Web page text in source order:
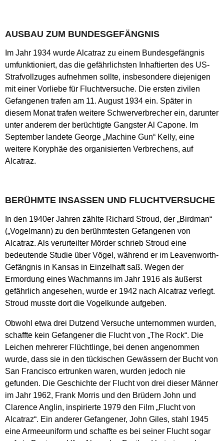
AUSBAU ZUM BUNDESGEFÄNGNIS
Im Jahr 1934 wurde Alcatraz zu einem Bundesgefängnis
umfunktioniert, das die gefährlichsten Inhaftierten des US-
Strafvollzuges aufnehmen sollte, insbesondere diejenigen
mit einer Vorliebe für Fluchtversuche. Die ersten zivilen
Gefangenen trafen am 11. August 1934 ein. Später in
diesem Monat trafen weitere Schwerverbrecher ein, darunter
unter anderem der berüchtigte Gangster Al Capone. Im
September landete George „Machine Gun“ Kelly, eine
weitere Koryphäe des organisierten Verbrechens, auf
Alcatraz.
BERÜHMTE INSASSEN UND FLUCHTVERSUCHE
In den 1940er Jahren zählte Richard Stroud, der „Birdman“
(„Vogelmann) zu den berühmtesten Gefangenen von
Alcatraz. Als verurteilter Mörder schrieb Stroud eine
bedeutende Studie über Vögel, während er im Leavenworth-
Gefängnis in Kansas in Einzelhaft saß. Wegen der
Ermordung eines Wachmanns im Jahr 1916 als äußerst
gefährlich angesehen, wurde er 1942 nach Alcatraz verlegt.
Stroud musste dort die Vogelkunde aufgeben.
Obwohl etwa drei Dutzend Versuche unternommen wurden,
schaffte kein Gefangener die Flucht von „The Rock“. Die
Leichen mehrerer Flüchtlinge, bei denen angenommen
wurde, dass sie in den tückischen Gewässern der Bucht von
San Francisco ertrunken waren, wurden jedoch nie
gefunden. Die Geschichte der Flucht von drei dieser Männer
im Jahr 1962, Frank Morris und den Brüdern John und
Clarence Anglin, inspirierte 1979 den Film „Flucht von
Alcatraz“. Ein anderer Gefangener, John Giles, stahl 1945
eine Armeeuniform und schaffte es bei seiner Flucht sogar